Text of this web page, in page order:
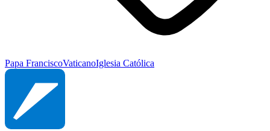
Papa FranciscoVaticanoIglesia Católica